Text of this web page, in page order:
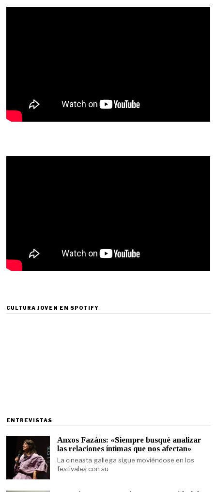
CULTURA JOVEN EN SPOTIFY
ENTREVISTAS
Anxos Fazáns: «Siempre busqué analizar
las relaciones íntimas que nos afectan»
La cineasta gallega sigue moviéndose en los
festivales con su